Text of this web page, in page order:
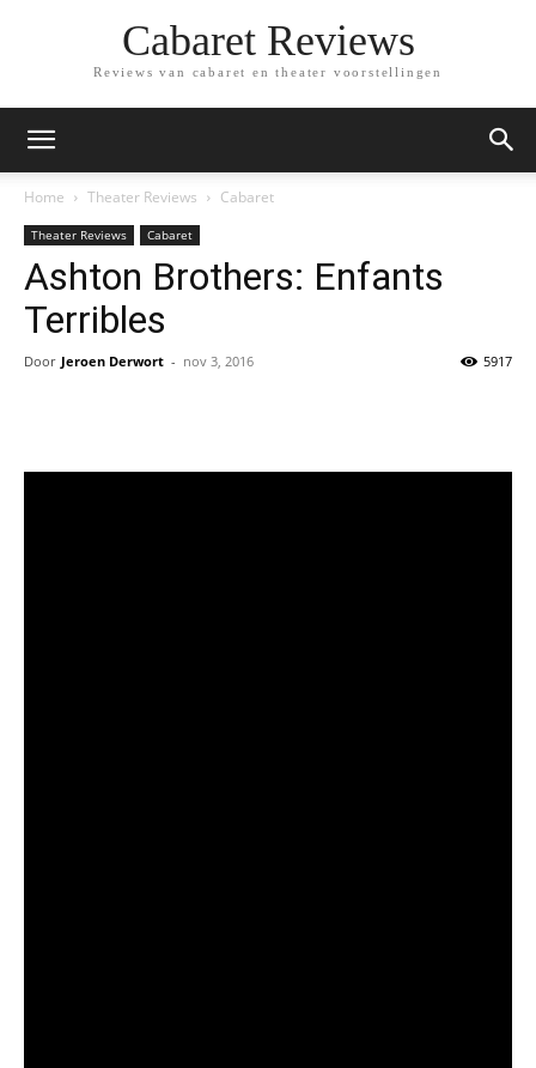
Cabaret Reviews
Reviews van cabaret en theater voorstellingen
Home Theater Reviews Cabaret
Theater Reviews Cabaret
Ashton Brothers: Enfants
Terribles
Door Jeroen Derwort - nov 3, 2016 5917